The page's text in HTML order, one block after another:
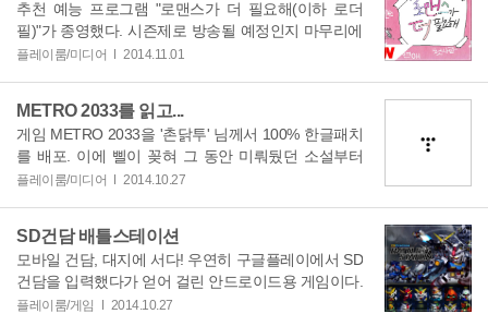
추천 예능 프로그램 "로맨스가 더 필요해(이하 로더
필)"가 종영했다. 시즌제로 방송될 예정인지 마무리에
MC들이 떡밥을 던져
플레이룸/미디어 2014.11.01
METRO 2033를 읽고...
게임 METRO 2033을 '촌닭투' 님께서 100% 한글패치
를 배포. 이에 삘이 꽂혀 그 동안 미뤄뒀던 소설부터
보기로 마음
플레이룸/미디어 2014.10.27
SD건담 배틀스테이션
모바일 건담, 대지에 서다! 우연히 구글플레이에서 SD
건담을 입력했다가 얻어 걸린 안드로이드용 게임이다.
SD 건담의 향수가
플레이룸/게임 2014.10.27